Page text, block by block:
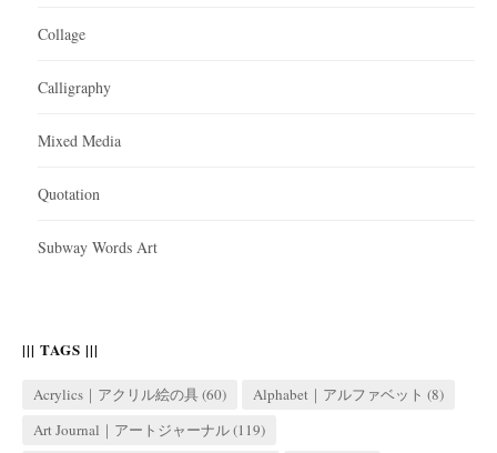
Collage
Calligraphy
Mixed Media
Quotation
Subway Words Art
||| TAGS |||
Acrylics｜アクリル絵の具(60) Alphabet｜アルファベット (8)
Art Journal｜アートジャーナル(119)